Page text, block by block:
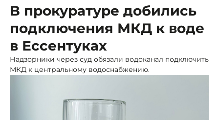
В прокуратуре добились
подключения МКД к воде
в Ессентуках
Надзорники через суд обязали водоканал подключить
МКД к центральному водоснабжению.